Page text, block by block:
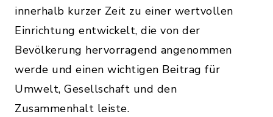
innerhalb kurzer Zeit zu einer wertvollen
Einrichtung entwickelt, die von der
Bevölkerung hervorragend angenommen
werde und einen wichtigen Beitrag für
Umwelt, Gesellschaft und den
Zusammenhalt leiste.